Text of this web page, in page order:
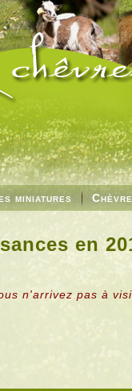
miniatures
en
n'arrivez pas à